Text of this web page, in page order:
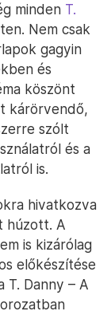
minden T.
Nem csak
gagyin
és
köszönt
kárörvendő,
szólt
és a
is.
hivatkozva
húzott. A
is kizárólag
előkészítése
T. Danny – A